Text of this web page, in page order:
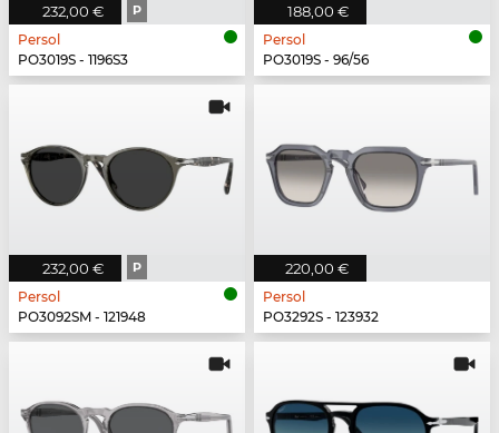
232,00 € P
Persol
PO3019S - 1196S3
188,00 €
Persol
PO3019S - 96/56
232,00 € P
Persol
PO3092SM - 121948
220,00 €
Persol
PO3292S - 123932